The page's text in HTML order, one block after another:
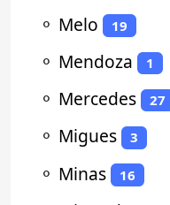
⚬ Melo 19
⚬ Mendoza 1
⚬ Mercedes 27
⚬ Migues 3
⚬ Minas 16